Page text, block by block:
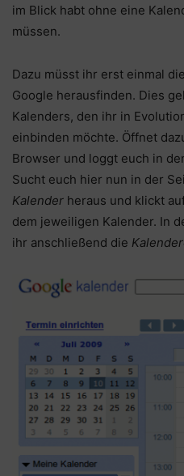
im Blick habt ohne eine
müssen.
Dazu müsst ihr erst einmal
Google herausfinden. Dies
Kalenders, den ihr in
einbinden möchte. Öffnet
Browser und loggt euch in
Sucht euch hier nun in der
Kalender heraus und klickt
dem jeweiligen Kalender. In
ihr anschließend die